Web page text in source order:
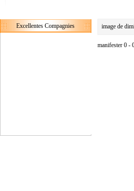
Excellentes Compagnies image de
manifester 0 -